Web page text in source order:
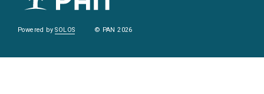
Powered bySOLOS © PAN 2026